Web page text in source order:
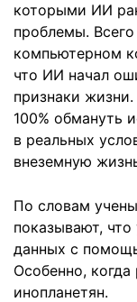
которыми ИИ
проблемы.
компьютерном
что ИИ начал
признаки
100% обмануть
в реальных
внеземную
По словам
показывают, что
данных с
Особенно,
инопланетян.